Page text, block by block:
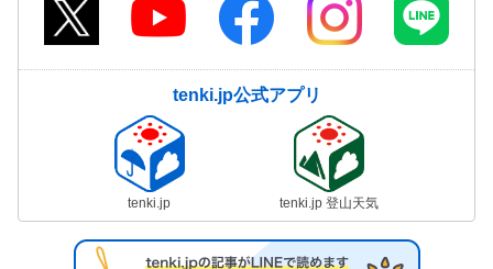
tenki.jp公式アプリ
tenki.jp tenki.jp 登山天気